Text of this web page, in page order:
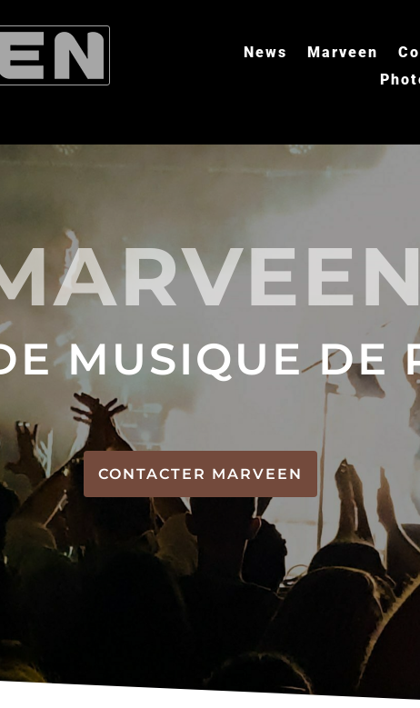
News Marveen
MUSIQUE DE
CONTACTER MARVEEN